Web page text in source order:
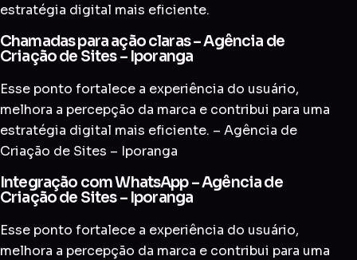
estratégia digital mais eficiente.
Chamadas para ação claras – Agência de
Criação de Sites – Iporanga
Esse ponto fortalece a experiência do usuário,
melhora a percepção da marca e contribui para uma
estratégia digital mais eficiente. – Agência de
Criação de Sites – Iporanga
Integração com WhatsApp – Agência de
Criação de Sites – Iporanga
Esse ponto fortalece a experiência do usuário,
melhora a percepção da marca e contribui para uma